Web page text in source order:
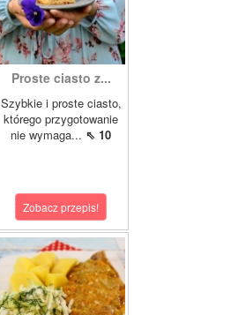
Proste ciasto z...
Szybkie i proste ciasto,
którego przygotowanie
nie wymaga... ⇖ 10
Zobacz przepis!